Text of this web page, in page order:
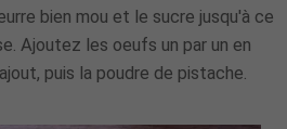
bien mou et le sucre jusqu'à ce
Ajoutez les oeufs un par un en
puis la poudre de pistache.